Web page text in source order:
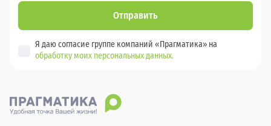
Отправить
Я даю согласие группе компаний «Прагматика» на
обработку моих персональных данных.